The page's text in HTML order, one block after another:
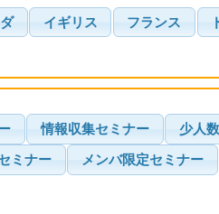
イギリス フランス
情報収集セミナー 少人
ミナー メンバ限定セミナー